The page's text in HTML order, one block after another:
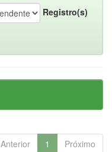
Registro(s)
Anterior 1 Próximo